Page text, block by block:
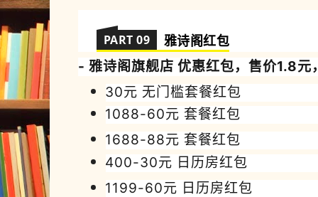
PART 09 雅诗阁红包
- 雅诗阁旗舰店 优惠红包，售价1.8元
30元 无门槛套餐红包
1088-60元 套餐红包
1688-88元 套餐红包
400-30元 日历房红包
1199-60元 日历房红包